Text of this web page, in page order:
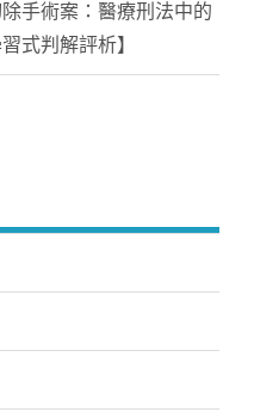
手術案：醫療刑法中的
式判解評析】